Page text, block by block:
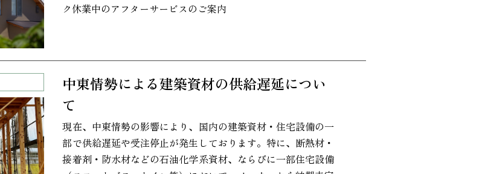
ク休業中のアフターサービスのご案内
中東情勢による建築資材の供給遅延につい
て
現在、中東情勢の影響により、国内の建築資材・住宅設備の一
部で供給遅延や受注停止が発生しております。特に、断熱材・
接着剤・防水材などの石油化学系資材、ならびに一部住宅設備